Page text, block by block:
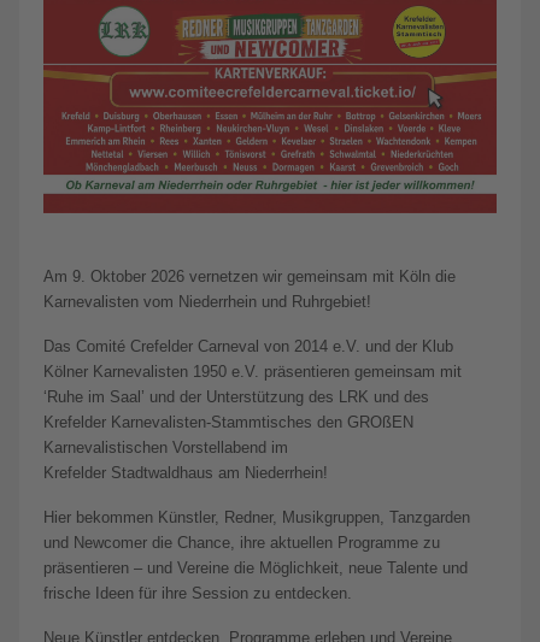
Am 9. Oktober 2026 vernetzen wir gemeinsam mit Köln die
Karnevalisten vom Niederrhein und Ruhrgebiet!
Das Comité Crefelder Carneval von 2014 e.V. und der Klub
Kölner Karnevalisten 1950 e.V. präsentieren gemeinsam mit
‘Ruhe im Saal’ und der Unterstützung des LRK und des
Krefelder Karnevalisten-Stammtisches den GROßEN
Karnevalistischen Vorstellabend im
Krefelder Stadtwaldhaus am Niederrhein!
Hier bekommen Künstler, Redner, Musikgruppen, Tanzgarden
und Newcomer die Chance, ihre aktuellen Programme zu
präsentieren – und Vereine die Möglichkeit, neue Talente und
frische Ideen für ihre Session zu entdecken.
Neue Künstler entdecken, Programme erleben und Vereine